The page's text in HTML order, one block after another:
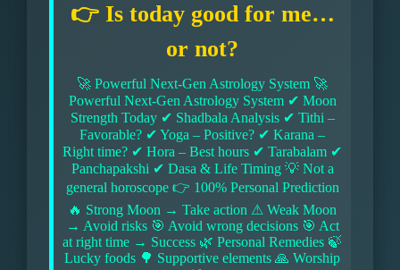
👉 Is today good for me…
or not?
🚀 Powerful Next-Gen Astrology System 🚀
Powerful Next-Gen Astrology System ✔ Moon
Strength Today ✔ Shadbala Analysis ✔ Tithi –
Favorable? ✔ Yoga – Positive? ✔ Karana –
Right time? ✔ Hora – Best hours ✔ Tarabalam ✔
Panchapakshi ✔ Dasa & Life Timing 💡 Not a
general horoscope 👉 100% Personal Prediction
🔥 Strong Moon → Take action ⚠ Weak Moon
→ Avoid risks 🎯 Avoid wrong decisions 🎯 Act
at right time → Success 🌿 Personal Remedies 🍃
Lucky foods 🌳 Supportive elements 🙏 Worship